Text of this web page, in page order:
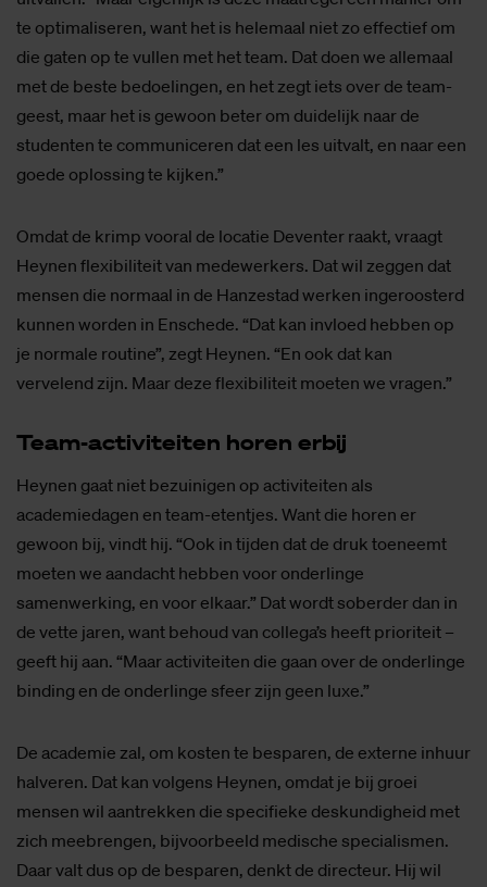
te optimaliseren, want het is helemaal niet zo effectief om
die gaten op te vullen met het team. Dat doen we allemaal
met de beste bedoelingen, en het zegt iets over de team-
geest, maar het is gewoon beter om duidelijk naar de
studenten te communiceren dat een les uitvalt, en naar een
goede oplossing te kijken.”
Omdat de krimp vooral de locatie Deventer raakt, vraagt
Heynen flexibiliteit van medewerkers. Dat wil zeggen dat
mensen die normaal in de Hanzestad werken ingeroosterd
kunnen worden in Enschede. “Dat kan invloed hebben op
je normale routine”, zegt Heynen. “En ook dat kan
vervelend zijn. Maar deze flexibiliteit moeten we vragen.”
Team-ac­ti­vi­tei­ten ho­ren er­bij
Heynen gaat niet bezuinigen op activiteiten als
academiedagen en team-etentjes. Want die horen er
gewoon bij, vindt hij. “Ook in tijden dat de druk toeneemt
moeten we aandacht hebben voor onderlinge
samenwerking, en voor elkaar.” Dat wordt soberder dan in
de vette jaren, want behoud van collega’s heeft prioriteit –
geeft hij aan. “Maar activiteiten die gaan over de onderlinge
binding en de onderlinge sfeer zijn geen luxe.”
De academie zal, om kosten te besparen, de externe inhuur
halveren. Dat kan volgens Heynen, omdat je bij groei
mensen wil aantrekken die specifieke deskundigheid met
zich meebrengen, bijvoorbeeld medische specialismen.
Daar valt dus op de besparen, denkt de directeur. Hij wil